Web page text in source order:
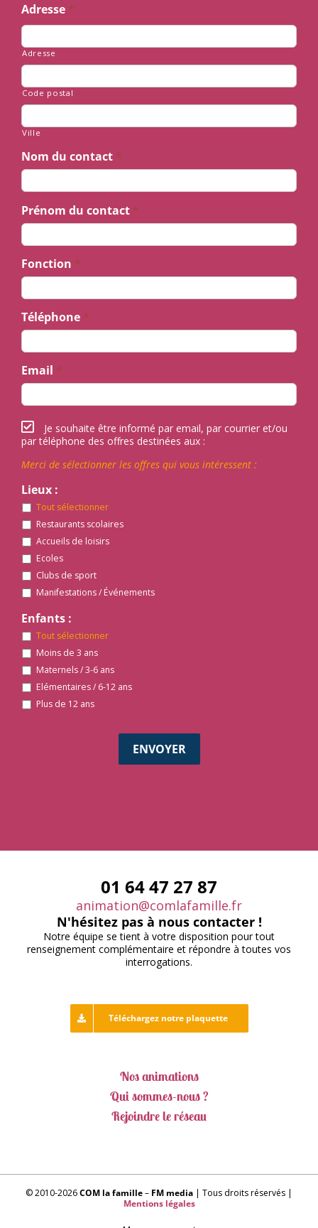
Adresse *
Adresse
Code postal
Ville
Nom du contact *
Prénom du contact *
Fonction *
Téléphone *
Email *
Je souhaite être informé par email, par courrier et/ou
par téléphone des offres destinées aux :
Merci de sélectionner les offres qui vous intéressent :
Lieux :
Tout sélectionner
Restaurants scolaires
Accueils de loisirs
Ecoles
Clubs de sport
Manifestations / Événements
Enfants :
Tout sélectionner
Moins de 3 ans
Maternels / 3-6 ans
Elémentaires / 6-12 ans
Plus de 12 ans
01 64 47 27 87
animation@comlafamille.fr
N'hésitez pas à nous contacter !
Notre équipe se tient à votre disposition pour tout
renseignement complémentaire et répondre à toutes vos
interrogations.
Téléchargez notre plaquette
Nos animations
Qui sommes-nous ?
Rejoindre le réseau
© 2010-2026COM la famille– FM media | Tous droits réservés |
Mentions légales